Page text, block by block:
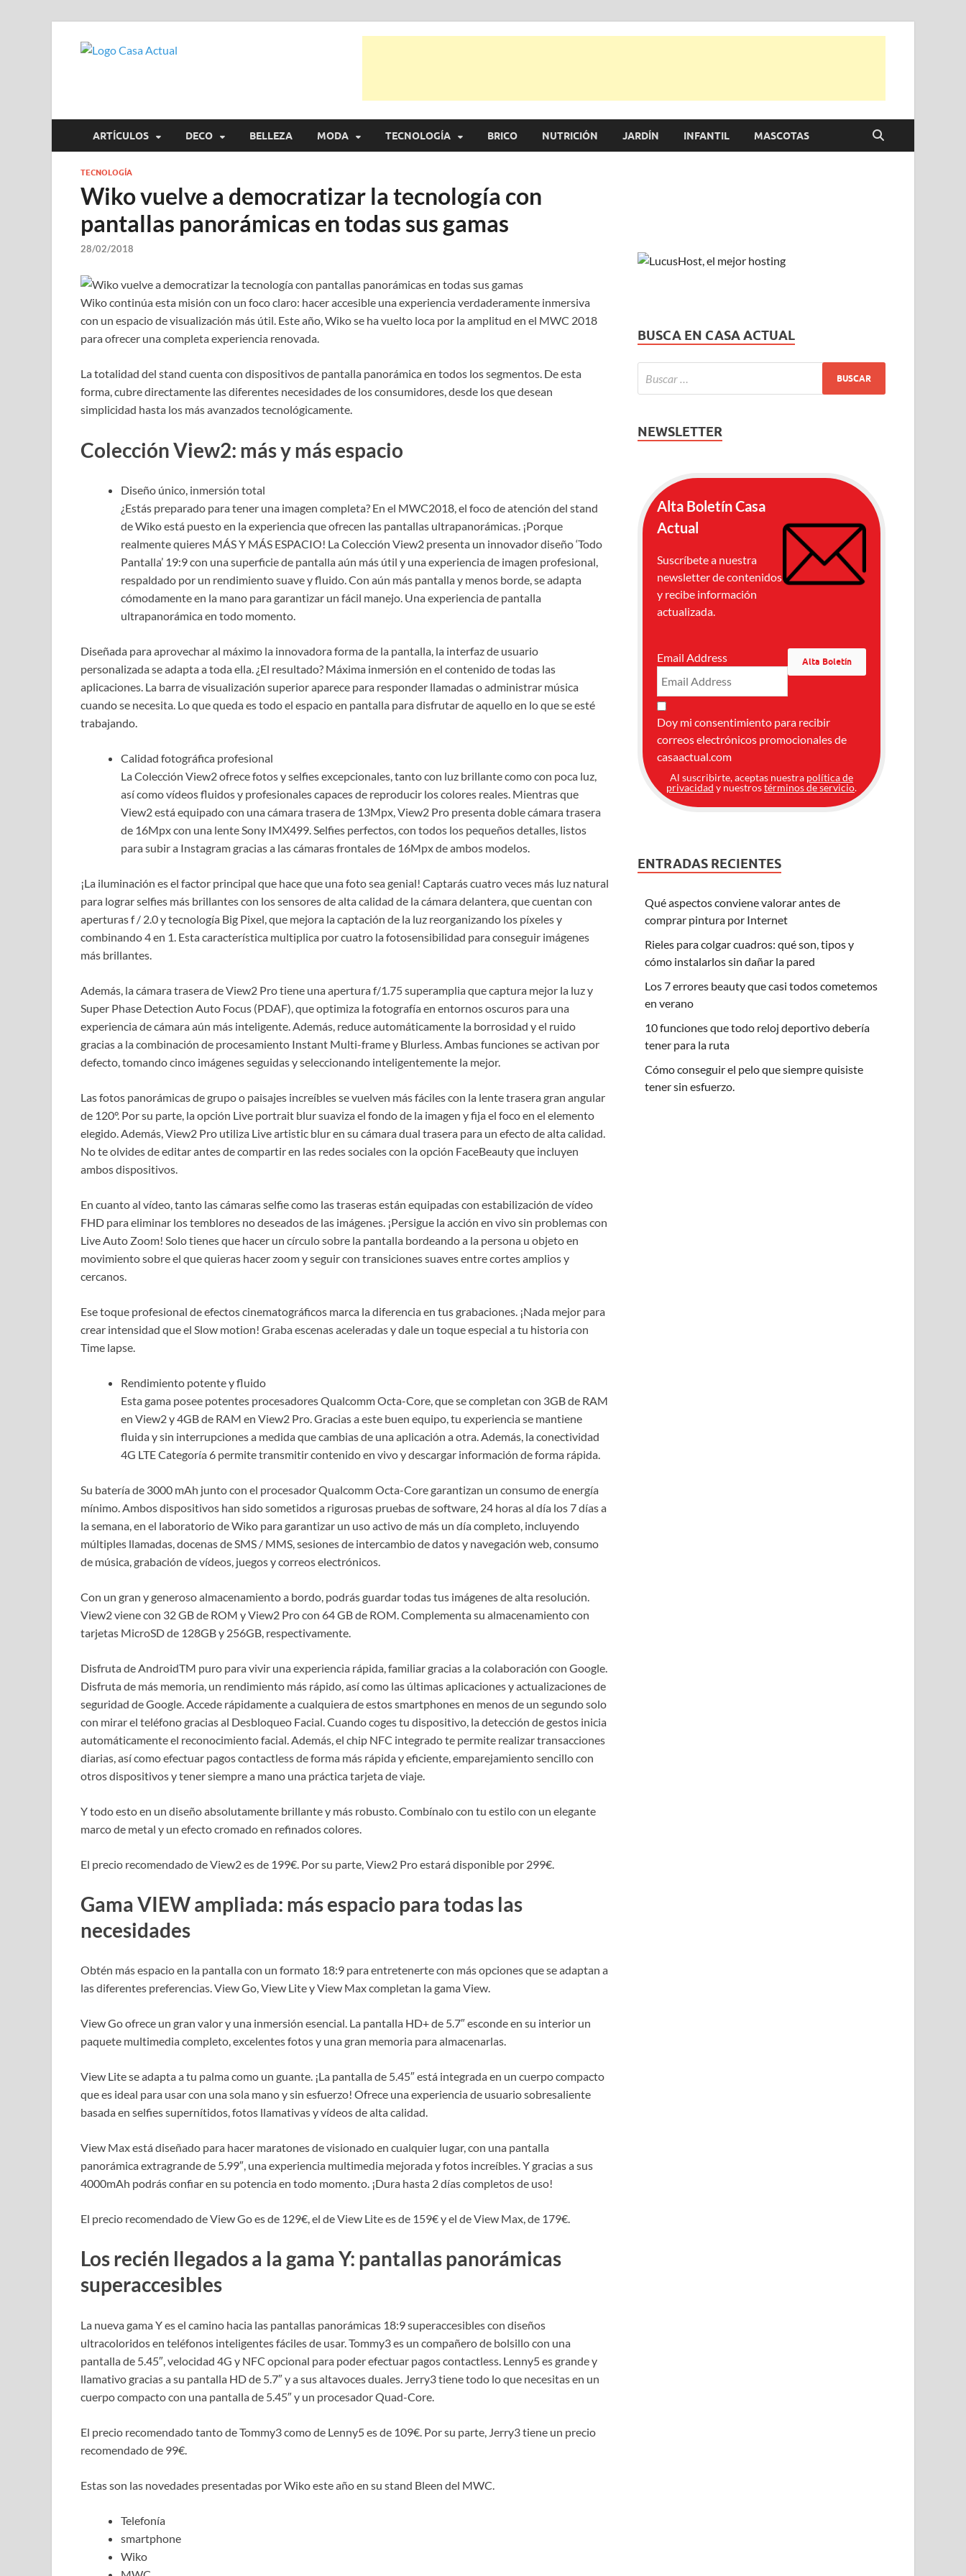
ARTÍCULOS DECO BELLEZA MODA TECNOLOGÍA BRICO NUTRICIÓN JARDÍN INFANTIL MASCOTAS
TECNOLOGÍA
Wiko vuelve a democratizar la tecnología con
pantallas panorámicas en todas sus gamas
28/02/2018
Wiko continúa esta misión con un foco claro: hacer accesible una experiencia verdaderamente inmersiva
con un espacio de visualización más útil. Este año, Wiko se ha vuelto loca por la amplitud en el MWC 2018
para ofrecer una completa experiencia renovada.
La totalidad del stand cuenta con dispositivos de pantalla panorámica en todos los segmentos. De esta
forma, cubre directamente las diferentes necesidades de los consumidores, desde los que desean
simplicidad hasta los más avanzados tecnológicamente.
Colección View2: más y más espacio
Diseño único, inmersión total
¿Estás preparado para tener una imagen completa? En el MWC2018, el foco de atención del stand
de Wiko está puesto en la experiencia que ofrecen las pantallas ultrapanorámicas. ¡Porque
realmente quieres MÁS Y MÁS ESPACIO! La Colección View2 presenta un innovador diseño ‘Todo
Pantalla’ 19:9 con una superficie de pantalla aún más útil y una experiencia de imagen profesional,
respaldado por un rendimiento suave y fluido. Con aún más pantalla y menos borde, se adapta
cómodamente en la mano para garantizar un fácil manejo. Una experiencia de pantalla
ultrapanorámica en todo momento.
Diseñada para aprovechar al máximo la innovadora forma de la pantalla, la interfaz de usuario
personalizada se adapta a toda ella. ¿El resultado? Máxima inmersión en el contenido de todas las
aplicaciones. La barra de visualización superior aparece para responder llamadas o administrar música
cuando se necesita. Lo que queda es todo el espacio en pantalla para disfrutar de aquello en lo que se esté
trabajando.
Calidad fotográfica profesional
La Colección View2 ofrece fotos y selfies excepcionales, tanto con luz brillante como con poca luz,
así como vídeos fluidos y profesionales capaces de reproducir los colores reales. Mientras que
View2 está equipado con una cámara trasera de 13Mpx, View2 Pro presenta doble cámara trasera
de 16Mpx con una lente Sony IMX499. Selfies perfectos, con todos los pequeños detalles, listos
para subir a Instagram gracias a las cámaras frontales de 16Mpx de ambos modelos.
¡La iluminación es el factor principal que hace que una foto sea genial! Captarás cuatro veces más luz natural
para lograr selfies más brillantes con los sensores de alta calidad de la cámara delantera, que cuentan con
aperturas f / 2.0 y tecnología Big Pixel, que mejora la captación de la luz reorganizando los píxeles y
combinando 4 en 1. Esta característica multiplica por cuatro la fotosensibilidad para conseguir imágenes
más brillantes.
Además, la cámara trasera de View2 Pro tiene una apertura f/1.75 superamplia que captura mejor la luz y
Super Phase Detection Auto Focus (PDAF), que optimiza la fotografía en entornos oscuros para una
experiencia de cámara aún más inteligente. Además, reduce automáticamente la borrosidad y el ruido
gracias a la combinación de procesamiento Instant Multi-frame y Blurless. Ambas funciones se activan por
defecto, tomando cinco imágenes seguidas y seleccionando inteligentemente la mejor.
Las fotos panorámicas de grupo o paisajes increíbles se vuelven más fáciles con la lente trasera gran angular
de 120°. Por su parte, la opción Live portrait blur suaviza el fondo de la imagen y fija el foco en el elemento
elegido. Además, View2 Pro utiliza Live artistic blur en su cámara dual trasera para un efecto de alta calidad.
No te olvides de editar antes de compartir en las redes sociales con la opción FaceBeauty que incluyen
ambos dispositivos.
En cuanto al vídeo, tanto las cámaras selfie como las traseras están equipadas con estabilización de vídeo
FHD para eliminar los temblores no deseados de las imágenes. ¡Persigue la acción en vivo sin problemas con
Live Auto Zoom! Solo tienes que hacer un círculo sobre la pantalla bordeando a la persona u objeto en
movimiento sobre el que quieras hacer zoom y seguir con transiciones suaves entre cortes amplios y
cercanos.
Ese toque profesional de efectos cinematográficos marca la diferencia en tus grabaciones. ¡Nada mejor para
crear intensidad que el Slow motion! Graba escenas aceleradas y dale un toque especial a tu historia con
Time lapse.
Rendimiento potente y fluido
Esta gama posee potentes procesadores Qualcomm Octa-Core, que se completan con 3GB de RAM
en View2 y 4GB de RAM en View2 Pro. Gracias a este buen equipo, tu experiencia se mantiene
fluida y sin interrupciones a medida que cambias de una aplicación a otra. Además, la conectividad
4G LTE Categoría 6 permite transmitir contenido en vivo y descargar información de forma rápida.
Su batería de 3000 mAh junto con el procesador Qualcomm Octa-Core garantizan un consumo de energía
mínimo. Ambos dispositivos han sido sometidos a rigurosas pruebas de software, 24 horas al día los 7 días a
la semana, en el laboratorio de Wiko para garantizar un uso activo de más un día completo, incluyendo
múltiples llamadas, docenas de SMS / MMS, sesiones de intercambio de datos y navegación web, consumo
de música, grabación de vídeos, juegos y correos electrónicos.
Con un gran y generoso almacenamiento a bordo, podrás guardar todas tus imágenes de alta resolución.
View2 viene con 32 GB de ROM y View2 Pro con 64 GB de ROM. Complementa su almacenamiento con
tarjetas MicroSD de 128GB y 256GB, respectivamente.
Disfruta de AndroidTM puro para vivir una experiencia rápida, familiar gracias a la colaboración con Google.
Disfruta de más memoria, un rendimiento más rápido, así como las últimas aplicaciones y actualizaciones de
seguridad de Google. Accede rápidamente a cualquiera de estos smartphones en menos de un segundo solo
con mirar el teléfono gracias al Desbloqueo Facial. Cuando coges tu dispositivo, la detección de gestos inicia
automáticamente el reconocimiento facial. Además, el chip NFC integrado te permite realizar transacciones
diarias, así como efectuar pagos contactless de forma más rápida y eficiente, emparejamiento sencillo con
otros dispositivos y tener siempre a mano una práctica tarjeta de viaje.
Y todo esto en un diseño absolutamente brillante y más robusto. Combínalo con tu estilo con un elegante
marco de metal y un efecto cromado en refinados colores.
El precio recomendado de View2 es de 199€. Por su parte, View2 Pro estará disponible por 299€.
Gama VIEW ampliada: más espacio para todas las
necesidades
Obtén más espacio en la pantalla con un formato 18:9 para entretenerte con más opciones que se adaptan a
las diferentes preferencias. View Go, View Lite y View Max completan la gama View.
View Go ofrece un gran valor y una inmersión esencial. La pantalla HD+ de 5.7″ esconde en su interior un
paquete multimedia completo, excelentes fotos y una gran memoria para almacenarlas.
View Lite se adapta a tu palma como un guante. ¡La pantalla de 5.45″ está integrada en un cuerpo compacto
que es ideal para usar con una sola mano y sin esfuerzo! Ofrece una experiencia de usuario sobresaliente
basada en selfies supernítidos, fotos llamativas y vídeos de alta calidad.
View Max está diseñado para hacer maratones de visionado en cualquier lugar, con una pantalla
panorámica extragrande de 5.99″, una experiencia multimedia mejorada y fotos increíbles. Y gracias a sus
4000mAh podrás confiar en su potencia en todo momento. ¡Dura hasta 2 días completos de uso!
El precio recomendado de View Go es de 129€, el de View Lite es de 159€ y el de View Max, de 179€.
Los recién llegados a la gama Y: pantallas panorámicas
superaccesibles
La nueva gama Y es el camino hacia las pantallas panorámicas 18:9 superaccesibles con diseños
ultracoloridos en teléfonos inteligentes fáciles de usar. Tommy3 es un compañero de bolsillo con una
pantalla de 5.45″, velocidad 4G y NFC opcional para poder efectuar pagos contactless. Lenny5 es grande y
llamativo gracias a su pantalla HD de 5.7″ y a sus altavoces duales. Jerry3 tiene todo lo que necesitas en un
cuerpo compacto con una pantalla de 5.45″ y un procesador Quad-Core.
El precio recomendado tanto de Tommy3 como de Lenny5 es de 109€. Por su parte, Jerry3 tiene un precio
recomendado de 99€.
Estas son las novedades presentadas por Wiko este año en su stand Bleen del MWC.
Telefonía
smartphone
Wiko
BUSCA EN CASA ACTUAL
NEWSLETTER
Alta Boletín Casa
Actual
Suscríbete a nuestra
newsletter de contenidos
y recibe información
actualizada.
Email Address
Doy mi consentimiento para recibir
correos electrónicos promocionales de
casaactual.com
Al suscribirte, aceptas nuestra política de
privacidad y nuestrostérminos de servicio.
ENTRADAS RECIENTES
Qué aspectos conviene valorar antes de
comprar pintura por Internet
Rieles para colgar cuadros: qué son, tipos y
cómo instalarlos sin dañar la pared
Los 7 errores beauty que casi todos cometemos
en verano
10 funciones que todo reloj deportivo debería
tener para la ruta
Cómo conseguir el pelo que siempre quisiste
tener sin esfuerzo.